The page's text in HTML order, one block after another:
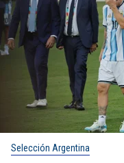
Selección Argentina